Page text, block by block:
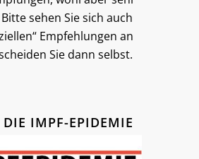
sehen Sie sich auch
Empfehlungen an
Sie dann selbst.
IMPF-EPIDEMIE